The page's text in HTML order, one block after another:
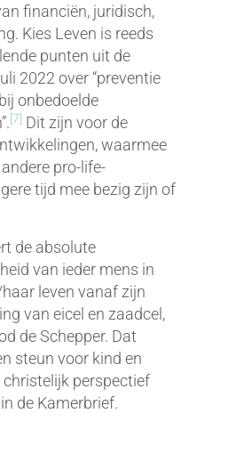
financiën, juridisch,
Kies Leven is reeds
punten uit de
2022 over “preventie
onbedoelde
[7] Dit zijn voor de
waarmee
pro-life-
tijd mee bezig zijn of
de absolute
van ieder mens in
leven vanaf zijn
van eicel en zaadcel,
de Schepper. Dat
steun voor kind en
perspectief
de Kamerbrief.